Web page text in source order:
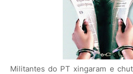
Militantes do PT xingaram e